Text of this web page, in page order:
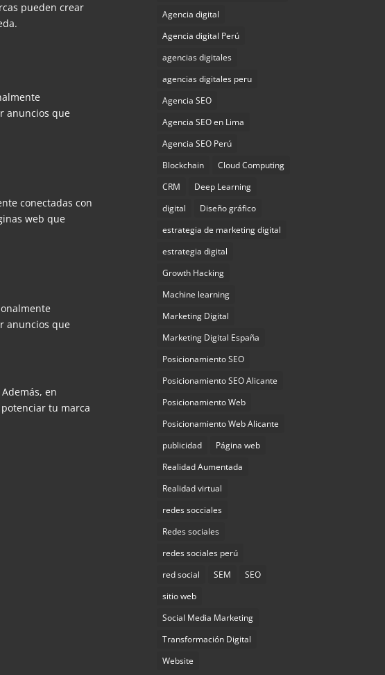
pueden crear
anuncios que
conectadas con
web que
anuncios que
en
tu marca
Agencia digital
Agencia digital Perú
agencias digitales
agencias digitales peru
Agencia SEO
Agencia SEO en Lima
Agencia SEO Perú
Blockchain
Cloud Computing
CRM
Deep Learning
digital
Diseño gráfico
estrategia de marketing digital
estrategia digital
Growth Hacking
Machine learning
Marketing Digital
Marketing Digital España
Posicionamiento SEO
Posicionamiento SEO Alicante
Posicionamiento Web
Posicionamiento Web Alicante
publicidad
Página web
Realidad Aumentada
Realidad virtual
redes socciales
Redes sociales
redes sociales perú
red social
SEM
SEO
sitio web
Social Media Marketing
Transformación Digital
Website